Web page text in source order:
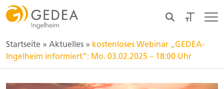
Startseite » Aktuelles » kostenloses Webinar „GEDEA-
Ingelheim informiert“: Mo. 03.02.2025 – 18:00 Uhr